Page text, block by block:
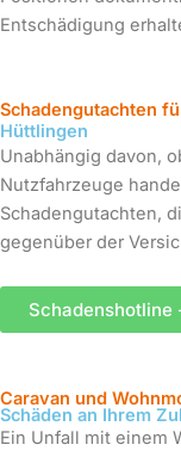
Entschädigung
Schadengutachten
Hüttlingen
Unabhängig davon,
Nutzfahrzeuge
Schadengutachten,
gegenüber der
Schadenshotline
Caravan und
Schäden an Ihrem
Ein Unfall mit einem